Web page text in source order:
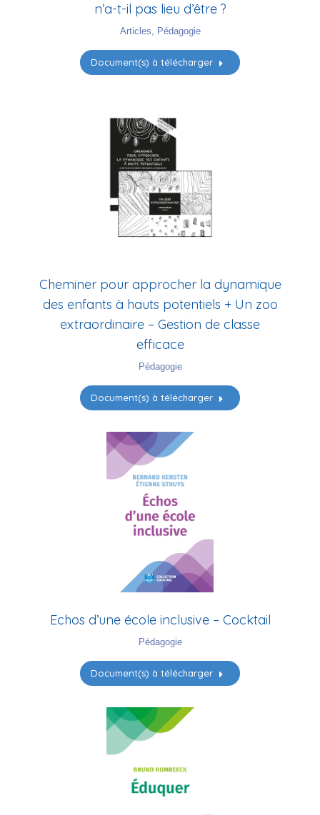
n’a-t-il pas lieu d’être ?
Articles, Pédagogie
Document(s) à télécharger
Cheminer pour approcher la dynamique
des enfants à hauts potentiels + Un zoo
extraordinaire – Gestion de classe
efficace
Pédagogie
Document(s) à télécharger
Echos d’une école inclusive – Cocktail
Pédagogie
Document(s) à télécharger